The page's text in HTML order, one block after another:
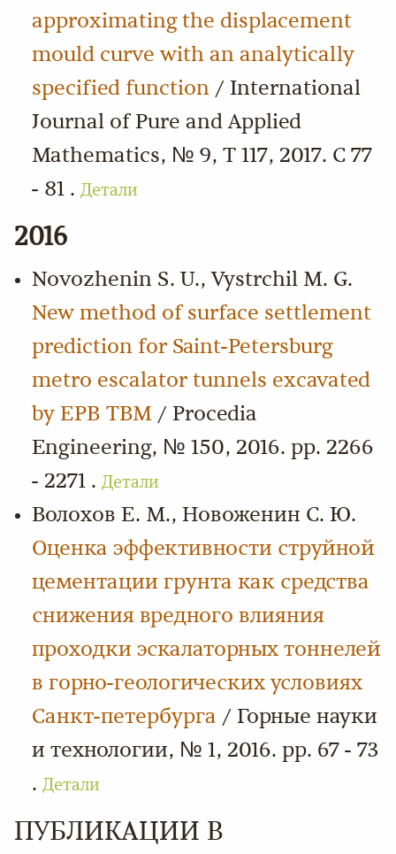
approximating the displacement
mould curve with an analytically
specified function / International
Journal of Pure and Applied
Mathematics, № 9, Т 117, 2017. С 77
- 81 . Детали
2016
Novozhenin S. U., Vystrchil M. G.
New method of surface settlement
prediction for Saint-Petersburg
metro escalator tunnels excavated
by EPB TBM / Procedia
Engineering, № 150, 2016. pp. 2266
- 2271 . Детали
Волохов Е. М., Новоженин С. Ю.
Оценка эффективности струйной
цементации грунта как средства
снижения вредного влияния
проходки эскалаторных тоннелей
в горно-геологических условиях
Cанкт-петербурга / Горные науки
и технологии, № 1, 2016. pp. 67 - 73
. Детали
ПУБЛИКАЦИИ В